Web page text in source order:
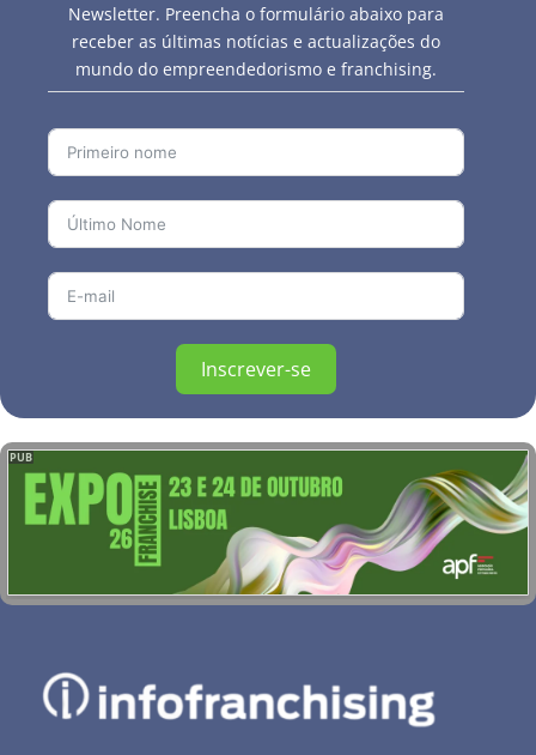
Newsletter. Preencha o formulário abaixo para
receber as últimas notícias e actualizações do
mundo do empreendedorismo e franchising.
Inscrever-se
PUB